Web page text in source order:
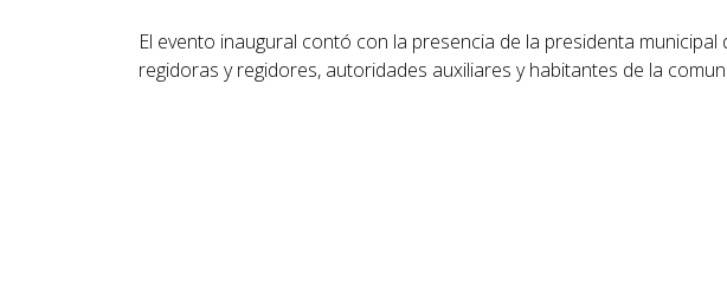
El evento inaugural contó con la presencia de la presidenta
regidoras y regidores, autoridades auxiliares y habitantes de la